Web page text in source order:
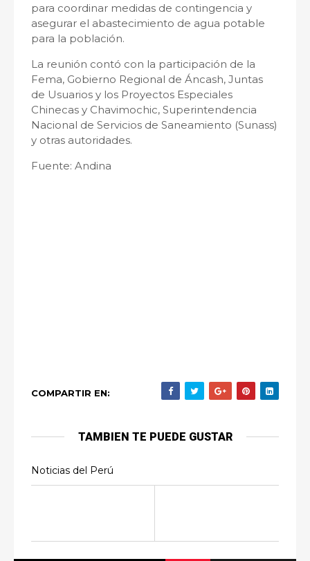
para coordinar medidas de contingencia y
asegurar el abastecimiento de agua potable
para la población.
La reunión contó con la participación de la
Fema, Gobierno Regional de Áncash, Juntas
de Usuarios y los Proyectos Especiales
Chinecas y Chavimochic, Superintendencia
Nacional de Servicios de Saneamiento (Sunass)
y otras autoridades.
Fuente: Andina
COMPARTIR EN:
TAMBIEN TE PUEDE GUSTAR
Noticias del Perú